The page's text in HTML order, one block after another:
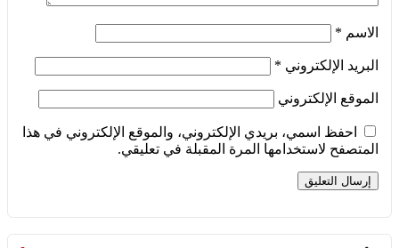
الاسم *
البريد الإلكتروني *
الموقع الإلكتروني
احفظ اسمي، بريدي الإلكتروني، والموقع الإلكتروني في هذا
المتصفح لاستخدامها المرة المقبلة في تعليقي.